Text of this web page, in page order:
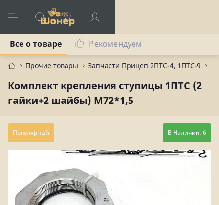
Прочие товары Запчасти Прицеп 2ПТС-4, 1ПТС-9
Комплект крепления ступицы 1ПТС (2
гайки+2 шайбы) М72*1,5
Все о товаре Рекомендуем
Популярный В Наличии: 6